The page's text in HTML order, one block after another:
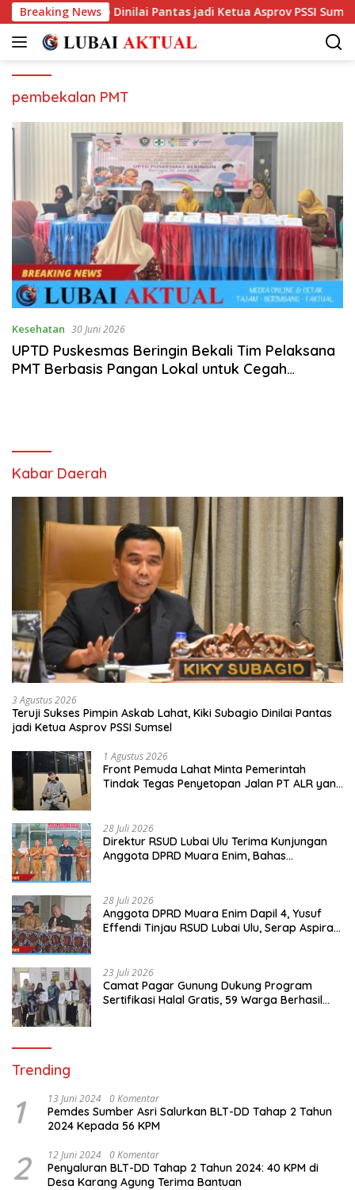
Langsung
ke
konten
Breaking News
Kiki Subagio Dinilai Pantas jadi Ketua Asprov PSSI Sumsel
pembekalan PMT
Kesehatan 30 Juni 2026
UPTD Puskesmas Beringin Bekali Tim Pelaksana
PMT Berbasis Pangan Lokal untuk Cegah
Kabar Daerah
3 Agustus 2026
Teruji Sukses Pimpin Askab Lahat, Kiki Subagio Dinilai Pantas
jadi Ketua Asprov PSSI Sumsel
1 Agustus 2026
Front Pemuda Lahat Minta Pemerintah
Tindak Tegas Penyetopan Jalan PT ALR yang
28 Juli 2026
Direktur RSUD Lubai Ulu Terima Kunjungan
Anggota DPRD Muara Enim, Bahas
28 Juli 2026
Anggota DPRD Muara Enim Dapil 4, Yusuf
Effendi Tinjau RSUD Lubai Ulu, Serap Aspirasi
23 Juli 2026
Camat Pagar Gunung Dukung Program
Sertifikasi Halal Gratis, 59 Warga Berhasil
Trending
1 13 Juni 2024 0 Komentar
Pemdes Sumber Asri Salurkan BLT-DD Tahap 2 Tahun
2024 Kepada 56 KPM
2 12 Juni 2024 0 Komentar
Penyaluran BLT-DD Tahap 2 Tahun 2024: 40 KPM di
Desa Karang Agung Terima Bantuan